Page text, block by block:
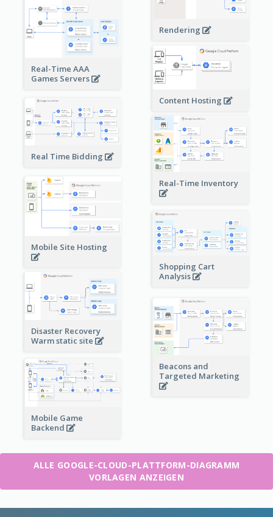
Rendering
Real-Time AAA
Games Servers
Content Hosting
Real Time Bidding
Real-Time Inventory
Mobile Site Hosting
Shopping Cart
Analysis
Disaster Recovery
Warm static site
Beacons and
Targeted Marketing
Mobile Game
Backend
ALLE GOOGLE-CLOUD-PLATTFORM-DIAGRAMM
VORLAGEN ANZEIGEN